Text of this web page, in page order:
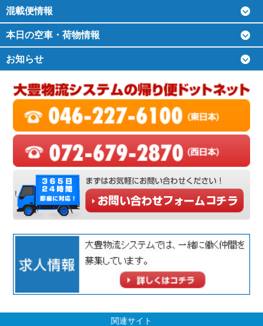
混載便情報
本日の空車・荷物情報
お知らせ
関連サイト